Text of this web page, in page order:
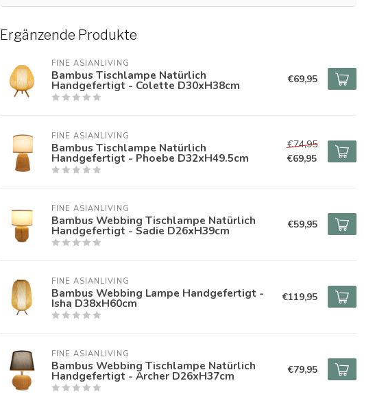
Ergänzende Produkte
FINE ASIANLIVING
Bambus Tischlampe Natürlich
Handgefertigt - Colette D30xH38cm €69,95
FINE ASIANLIVING
Bambus Tischlampe Natürlich
Handgefertigt - Phoebe D32xH49.5cm
€74,95
€69,95
FINE ASIANLIVING
Bambus Webbing Tischlampe Natürlich
Handgefertigt - Sadie D26xH39cm €59,95
FINE ASIANLIVING
Bambus Webbing Lampe Handgefertigt -
Isha D38xH60cm €119,95
FINE ASIANLIVING
Bambus Webbing Tischlampe Natürlich
Handgefertigt - Archer D26xH37cm €79,95